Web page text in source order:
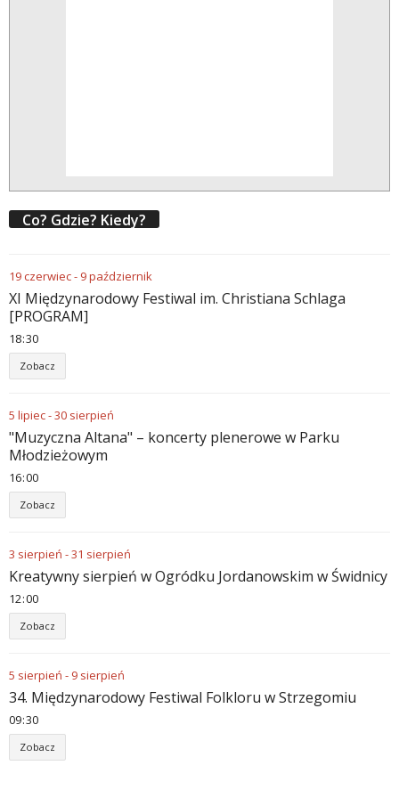
Co? Gdzie? Kiedy?
19czerwiec- 9październik
XI Międzynarodowy Festiwal im. Christiana Schlaga
[PROGRAM]
18 30
Zobacz
5 lipiec-30 sierpień
"Muzyczna Altana" – koncerty plenerowe w Parku
Młodzieżowym
16 00
Zobacz
3 sierpień -31 sierpień
Kreatywny sierpień w Ogródku Jordanowskim w Świdnicy
12 00
Zobacz
5 sierpień - 9 sierpień
34. Międzynarodowy Festiwal Folkloru w Strzegomiu
09 30
Zobacz